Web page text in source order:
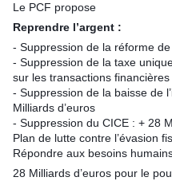
Le PCF propose
Reprendre l’argent :
- Suppression de la réforme de
- Suppression de la taxe
sur les transactions financières
- Suppression de la baisse de
Milliards d’euros
- Suppression du CICE : + 28
Plan de lutte contre l’évasion
Répondre aux besoins
28 Milliards d’euros pour le